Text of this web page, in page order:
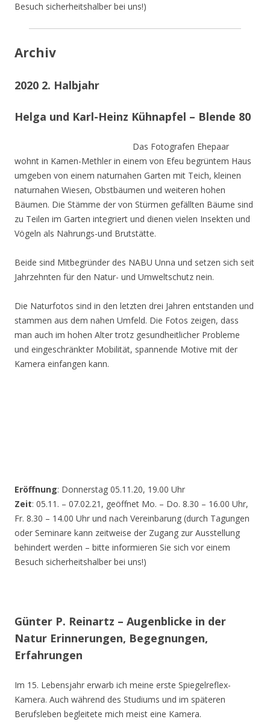
Besuch sicherheitshalber bei uns!)
Archiv
2020 2. Halbjahr
Helga und Karl-Heinz Kühnapfel – Blende 80
Das Fotografen Ehepaar
wohnt in Kamen-Methler in einem von Efeu begrüntem Haus
umgeben von einem naturnahen Garten mit Teich, kleinen
naturnahen Wiesen, Obstbäumen und weiteren hohen
Bäumen. Die Stämme der von Stürmen gefällten Bäume sind
zu Teilen im Garten integriert und dienen vielen Insekten und
Vögeln als Nahrungs-und Brutstätte.
Beide sind Mitbegründer des NABU Unna und setzen sich seit
Jahrzehnten für den Natur- und Umweltschutz nein.
Die Naturfotos sind in den letzten drei Jahren entstanden und
stammen aus dem nahen Umfeld. Die Fotos zeigen, dass
man auch im hohen Alter trotz gesundheitlicher Probleme
und eingeschränkter Mobilität, spannende Motive mit der
Kamera einfangen kann.
Eröffnung: Donnerstag 05.11.20, 19.00 Uhr
Zeit: 05.11. – 07.02.21, geöffnet Mo. – Do. 8.30 – 16.00 Uhr,
Fr. 8.30 – 14.00 Uhr und nach Vereinbarung (durch Tagungen
oder Seminare kann zeitweise der Zugang zur Ausstellung
behindert werden – bitte informieren Sie sich vor einem
Besuch sicherheitshalber bei uns!)
Günter P. Reinartz – Augenblicke in der
Natur Erinnerungen, Begegnungen,
Erfahrungen
Im 15. Lebensjahr erwarb ich meine erste Spiegelreflex-
Kamera. Auch während des Studiums und im späteren
Berufsleben begleitete mich meist eine Kamera.